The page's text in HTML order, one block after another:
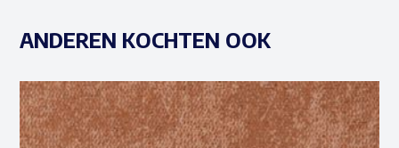
ANDEREN KOCHTEN OOK